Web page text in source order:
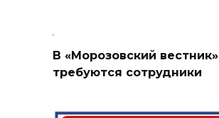
В «Морозовский вестник»
требуются сотрудники